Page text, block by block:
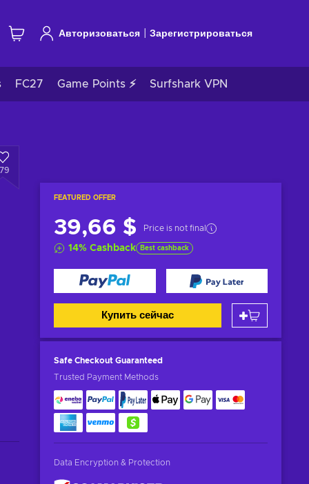
Авторизоваться Зарегистрироваться
FC27 Game Points ⚡ Surfshark VPN
FEATURED OFFER
39,66 $ Price is not final
14% Cashback Best cashback
Купить сейчас
Safe Checkout Guaranteed
Trusted Payment Methods
Data Encryption & Protection